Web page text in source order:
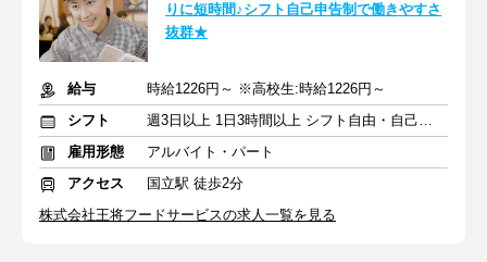
りに短時間♪シフト自己申告制で働きやすさ
抜群★
給与
時給1226円～ ※高校生:時給1226円～
シフト
週3日以上 1日3時間以上 シフト自由・自己申告
雇用形態
アルバイト・パート
アクセス
国立駅 徒歩2分
株式会社王将フードサービスの求人一覧を見る